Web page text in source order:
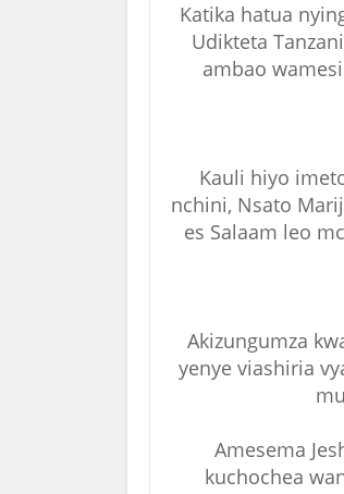
Katika hatua
Udikteta
ambao
Kauli hiyo
nchini, Nsato
es Salaam leo
Akizungumza
yenye viashiria
Amesema
kuchochea